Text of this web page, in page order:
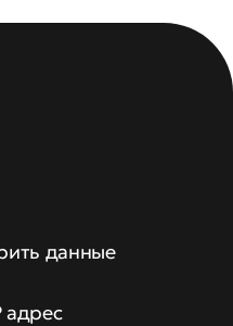
данные
адрес